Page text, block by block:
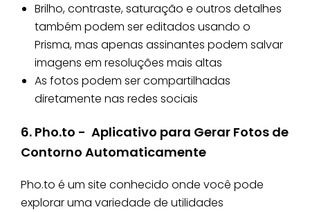
Brilho, contraste, saturação e outros detalhes
também podem ser editados usando o
Prisma, mas apenas assinantes podem salvar
imagens em resoluções mais altas
As fotos podem ser compartilhadas
diretamente nas redes sociais
6. Pho.to - Aplicativo para Gerar Fotos de
Contorno Automaticamente
Pho.to é um site conhecido onde você pode
explorar uma variedade de utilidades